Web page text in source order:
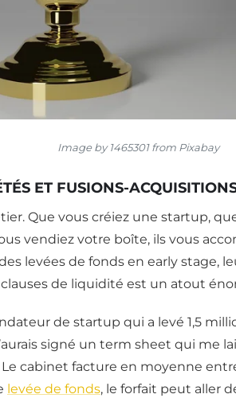
Image by 1465301 from Pixabay
ET FUSIONS-
Que vous créiez une startup,
vendiez votre boîte, ils vous
levées de fonds en early stage,
de liquidité est un atout
de startup qui a levé 1,5
signé un term sheet qui me
cabinet facture en moyenne
levée de fonds, le forfait peut aller